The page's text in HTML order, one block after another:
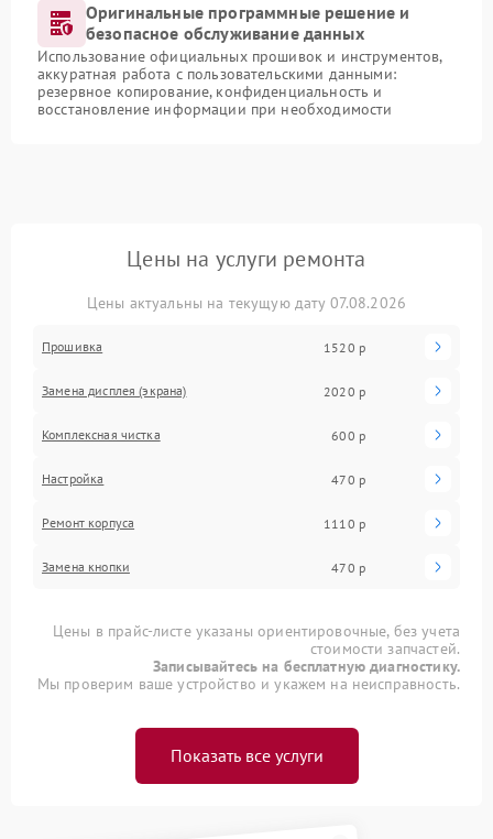
Оригинальные программные решение и
безопасное обслуживание данных
Использование официальных прошивок и инструментов,
аккуратная работа с пользовательскими данными:
резервное копирование, конфиденциальность и
восстановление информации при необходимости
Цены на услуги ремонта
Цены актуальны на текущую дату 07.08.2026
Прошивка 1520 р
Замена дисплея (экрана) 2020 р
Комплексная чистка 600 р
Настройка 470 р
Ремонт корпуса 1110 р
Замена кнопки 470 р
Цены в прайс-листе указаны ориентировочные, без учета
стоимости запчастей.
Записывайтесь на бесплатную диагностику.
Мы проверим ваше устройство и укажем на неисправность.
Показать все услуги